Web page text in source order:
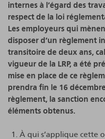
internes à l’égard des
respect de la loi
Les employeurs qui
disposer d’un règlement
transitoire de deux ans,
vigueur de la LRP, a été
mise en place de ce
prendra fin le 16
règlement, la sanction
éléments obtenus.
À qui s’applique cette